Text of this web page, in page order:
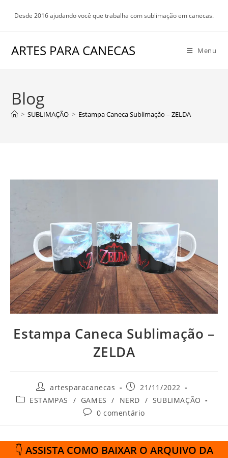
para
conteúdo
Desde 2016 ajudando você que trabalha com sublimação em canecas.
ARTES PARA CANECAS Menu
Blog
> SUBLIMAÇÃO > Estampa Caneca Sublimação – ZELDA
Estampa Caneca Sublimação –
ZELDA
Autor
do
post:
artesparacanecas
Post
publicado:
21/11/2022
Categoria
ESTAMPAS / GAMES / NERD / SUBLIMAÇÃO
Comentários
0 comentário
👇 ASSISTA COMO BAIXAR O ARQUIVO DA